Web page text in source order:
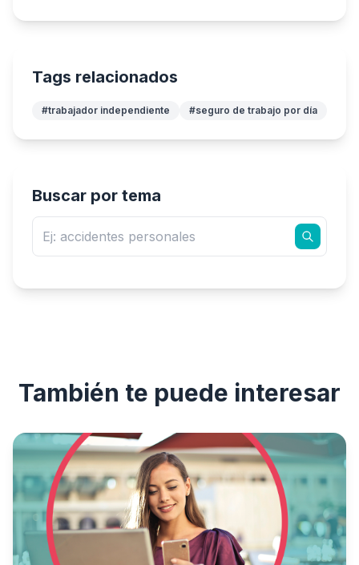
Tags relacionados
#trabajador independiente #seguro de trabajo por día
Buscar por tema
También te puede interesar